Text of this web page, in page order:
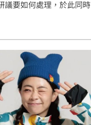
議要如何處理，於此同
再度關注到hahababy日